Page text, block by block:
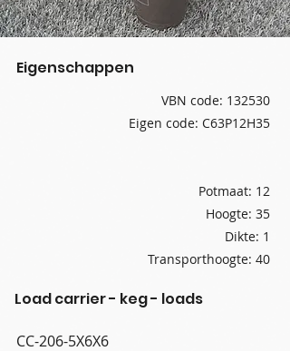
Eigenschappen
VBN code: 132530
Eigen code: C63P12H35
Potmaat: 12
Hoogte: 35
Dikte: 1
Transporthoogte: 40
Load carrier - keg - loads
CC-206-5X6X6